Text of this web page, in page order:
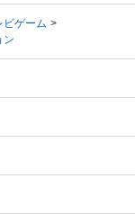
ビゲーム
ン